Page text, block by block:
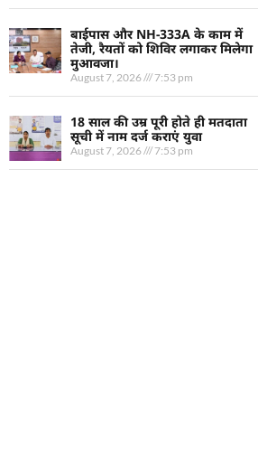
बाईपास और NH-333A के काम में
तेजी, रैयतों को शिविर लगाकर मिलेगा
मुआवजा।
August 7, 2026 7:53 pm
18 साल की उम्र पूरी होते ही मतदाता
सूची में नाम दर्ज कराएं युवा
August 7, 2026 7:53 pm